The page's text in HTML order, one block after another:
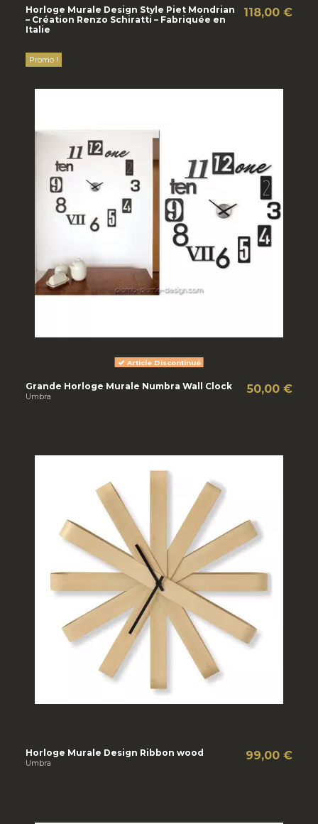
Horloge Murale Design Style Piet Mondrian
– Création Renzo Schiratti – Fabriquée en
Italie
118,00 €
Promo !
Article Discontinué
Grande Horloge Murale Numbra Wall Clock
Umbra
50,00 €
Horloge Murale Design Ribbon wood
Umbra
99,00 €